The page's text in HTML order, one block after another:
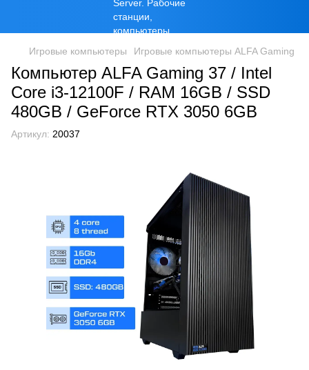
Игровые компьютеры Игровые компьютеры ALFA Gaming
Компьютер ALFA Gaming 37 / Intel
Core i3-12100F / RAM 16GB / SSD
480GB / GeForce RTX 3050 6GB
Артикул: 20037